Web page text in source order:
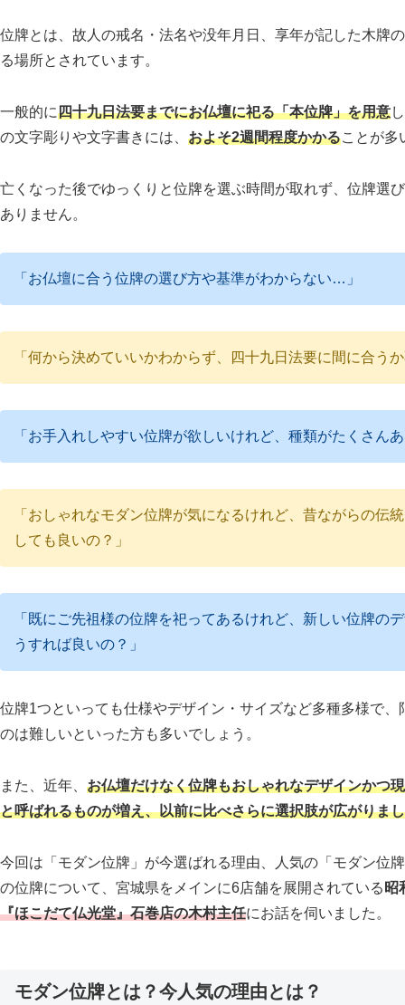
位牌とは、故人の戒名・法名や没年月日、享年が記した木牌
る場所とされています。
一般的に四十九日法要までにお仏壇に祀る「本位牌」を用意
の文字彫りや文字書きには、 およそ2週間程度かかることが多
亡くなった後でゆっくりと位牌を選ぶ時間が取れず、位牌選
ありません。
「お仏壇に合う位牌の選び方や基準がわからない…」
「何から決めていいかわからず、四十九日法要に間に合う
「お手入れしやすい位牌が欲しいけれど、種類がたくさん
「おしゃれなモダン位牌が気になるけれど、昔ながらの伝
しても良いの？」
「既にご先祖様の位牌を祀ってあるけれど、新しい位牌の
うすれば良いの？」
位牌1つといっても仕様やデザイン・サイズなど多種多様で、
のは難しいといった方も多いでしょう。
また、近年、 お仏壇だけなく位牌もおしゃれなデザインかつ
と呼ばれるものが増え、以前に比べさらに選択肢が広がりま
今回は「モダン位牌」が今選ばれる理由、人気の「モダン位
の位牌について、宮城県をメインに6店舗を展開されている 昭
『ほこだて仏光堂』石巻店の木村主任にお話を伺いました。
モダン位牌とは？今人気の理由とは？